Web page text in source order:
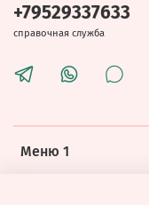
Меню 1
+79529337633
справочная служба